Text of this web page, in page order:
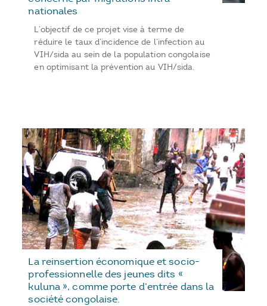
nationales
L’objectif de ce projet vise à terme de
réduire le taux d’incidence de l’infection au
VIH/sida au sein de la population congolaise
en optimisant la prévention au VIH/sida.
La reinsertion économique et socio-
professionnelle des jeunes dits «
kuluna », comme porte d’entrée dans la
société congolaise.